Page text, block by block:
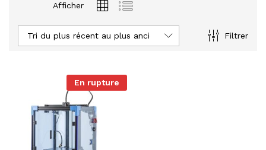
Afficher
Filtrer
Tri du plus récent au plus ancien
En rupture